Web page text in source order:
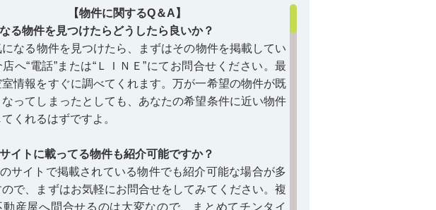
【物件に関するQ＆A】
る物件を見つけたらどうしたら良いか？
になる物件を見つけたら、まずはその物件を掲載してい
店へ“電話”または“ＬＩＮＥ”にてお問合せください。最
室情報をすぐに調べてくれます。万が一希望の物件が既
なってしまったとしても、あなたの希望条件に近い物件
くれるはずですよ。
イトに載ってる物件も紹介可能ですか？
サイトで掲載されている物件でも紹介可能な場合が多
ので、まずはお気軽にお問合せをしてみてください。複
動産屋へ問合せるのは大変なので、まとめてチンタイ
村雲小学校に関するコラム＞＞